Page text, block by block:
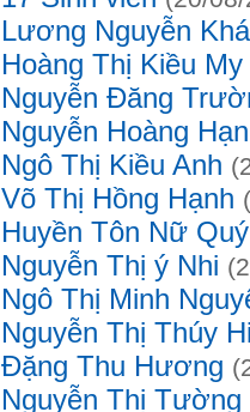
Lương Nguyễn
Hoàng Thị Kiều My
Nguyễn Đăng
Nguyễn Hoàng
Ngô Thị Kiều Anh
Võ Thị Hồng Hạnh
Huyền Tôn Nữ
Nguyễn Thị ý Nhi
Ngô Thị Minh
Nguyễn Thị Thúy
Đặng Thu Hương
Nguyễn Thị Tường